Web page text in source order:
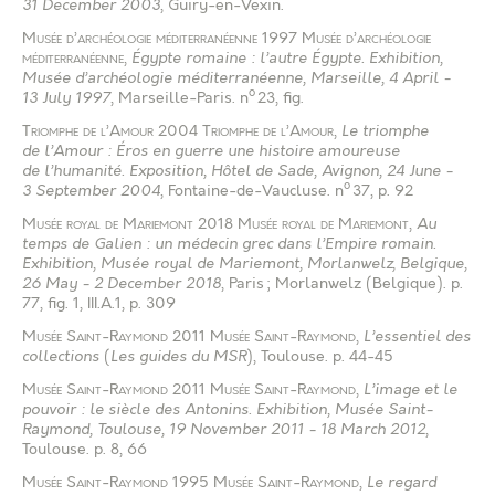
31 December 2003, Guiry-en-Vexin.
Musée d’archéologie méditerranéenne 1997 Musée d’archéologie
méditerranéenne, Égypte romaine : l’autre Égypte. Exhibition,
Musée d’archéologie méditerranéenne, Marseille, 4 April -
13 July 1997, Marseille-Paris. no23, fig.
Triomphe de l’Amour 2004 Triomphe de l’Amour, Le triomphe
de l’Amour : Éros en guerre une histoire amoureuse
de l’humanité. Exposition, Hôtel de Sade, Avignon, 24 June -
3 September 2004, Fontaine-de-Vaucluse. no 37, p. 92
Musée royal de Mariemont 2018 Musée royal de Mariemont, Au
temps de Galien : un médecin grec dans l’Empire romain.
Exhibition, Musée royal de Mariemont, Morlanwelz, Belgique,
26 May - 2 December 2018, Paris ; Morlanwelz (Belgique). p.
77, fig. 1, III.A.1, p. 309
Musée Saint-Raymond 2011 Musée Saint-Raymond, L’essentiel des
collections (Les guides du MSR), Toulouse. p. 44-45
Musée Saint-Raymond 2011 Musée Saint-Raymond, L’image et le
pouvoir : le siècle des Antonins. Exhibition, Musée Saint-
Raymond, Toulouse, 19 November 2011 - 18 March 2012,
Toulouse. p. 8, 66
Musée Saint-Raymond 1995 Musée Saint-Raymond, Le regard